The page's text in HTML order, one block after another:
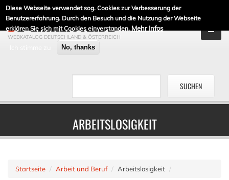
Diese Webseite verwendet sog. Cookies zur Verbesserung der
Benutzererfahrung. Durch den Besuch und die Nutzung der Webseite
erklären Sie sich mit Cookies einverstanden. Mehr Infos
No, thanks
DE-LINKLISTE.DE
WEBKATALOG DEUTSCHLAND & ÖSTERREICH
ARBEITSLOSIGKEIT
Startseite Arbeit und Beruf Arbeitslosigkeit